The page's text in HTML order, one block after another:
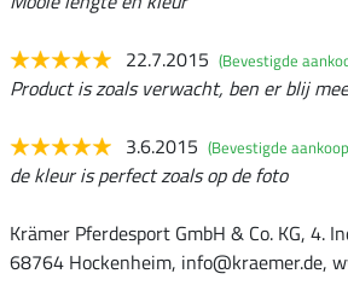
22.7.2015 (Bevestigde
Product is zoals verwacht, ben er blij
3.6.2015 (Bevestigde
de kleur is perfect zoals op de foto
Krämer Pferdesport GmbH & Co. KG, 4.
68764 Hockenheim, info@kraemer.de,